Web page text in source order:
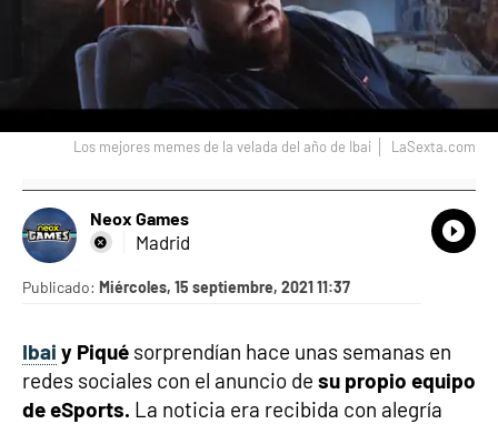
Los mejores memes de la velada del año de Ibai LaSexta.com
Neox Games
Madrid
Publicado: Miércoles, 15 septiembre, 2021 11:37
Ibai y Piqué sorprendían hace unas semanas en
redes sociales con el anuncio de su propio equipo
de eSports. La noticia era recibida con alegría